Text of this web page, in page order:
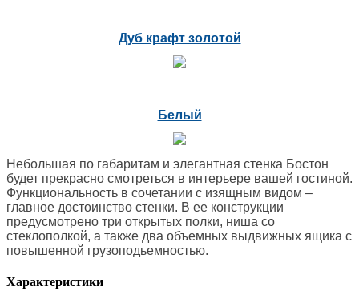
Дуб крафт золотой
Белый
Небольшая по габаритам и элегантная стенка Бостон
будет прекрасно смотреться в интерьере вашей гостиной.
Функциональность в сочетании с изящным видом –
главное достоинство стенки. В ее конструкции
предусмотрено три открытых полки, ниша со
стеклополкой, а также два объемных выдвижных ящика с
повышенной грузоподьемностью.
Характеристики